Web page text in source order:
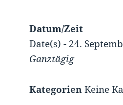
Datum/Zeit
Date(s) - 24.
Ganztägig
KategorienKeine